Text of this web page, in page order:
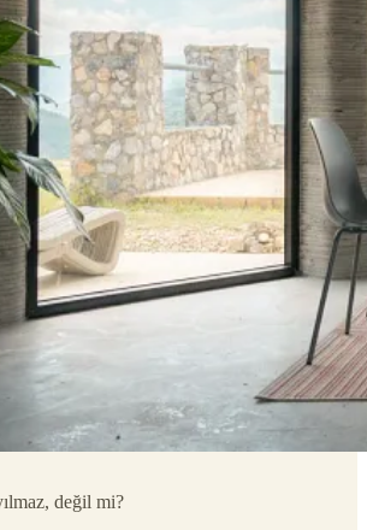
değil mi?